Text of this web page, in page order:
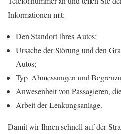
Informationen mit:
Den Standort Ihres Autos;
Ursache der Störung und den
Autos;
Typ, Abmessungen und
Anwesenheit von Passagieren,
Arbeit der Lenkungsanlage.
Damit wir Ihnen schnell auf der